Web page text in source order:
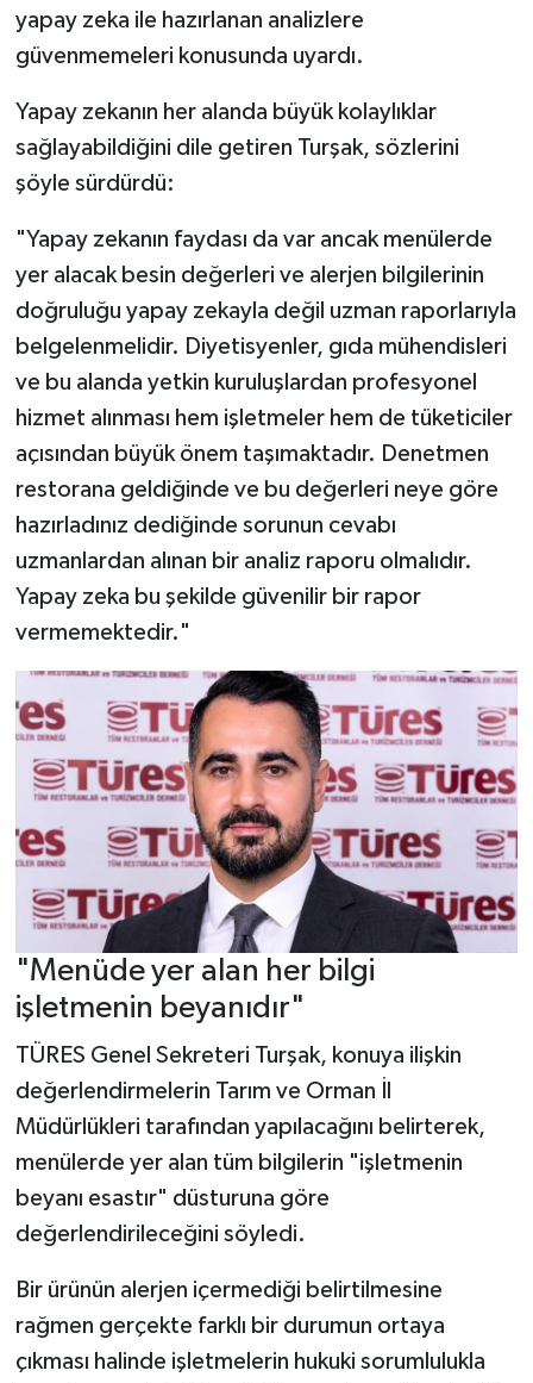
yapay zeka ile hazırlanan analizlere
güvenmemeleri konusunda uyardı.
Yapay zekanın her alanda büyük kolaylıklar
sağlayabildiğini dile getiren Turşak, sözlerini
şöyle sürdürdü:
"Yapay zekanın faydası da var ancak menülerde
yer alacak besin değerleri ve alerjen bilgilerinin
doğruluğu yapay zekayla değil uzman raporlarıyla
belgelenmelidir. Diyetisyenler, gıda mühendisleri
ve bu alanda yetkin kuruluşlardan profesyonel
hizmet alınması hem işletmeler hem de tüketiciler
açısından büyük önem taşımaktadır. Denetmen
restorana geldiğinde ve bu değerleri neye göre
hazırladınız dediğinde sorunun cevabı
uzmanlardan alınan bir analiz raporu olmalıdır.
Yapay zeka bu şekilde güvenilir bir rapor
vermemektedir."
"Menüde yer alan her bilgi
işletmenin beyanıdır"
TÜRES Genel Sekreteri Turşak, konuya ilişkin
değerlendirmelerin Tarım ve Orman İl
Müdürlükleri tarafından yapılacağını belirterek,
menülerde yer alan tüm bilgilerin "işletmenin
beyanı esastır" düsturuna göre
değerlendirileceğini söyledi.
Bir ürünün alerjen içermediği belirtilmesine
rağmen gerçekte farklı bir durumun ortaya
çıkması halinde işletmelerin hukuki sorumlulukla